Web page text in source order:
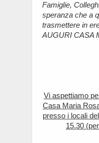
Famiglie,
speranza che a
trasmettere in
AUGURI CASA
Vi aspettiamo
Casa Maria
presso i locali
15.30